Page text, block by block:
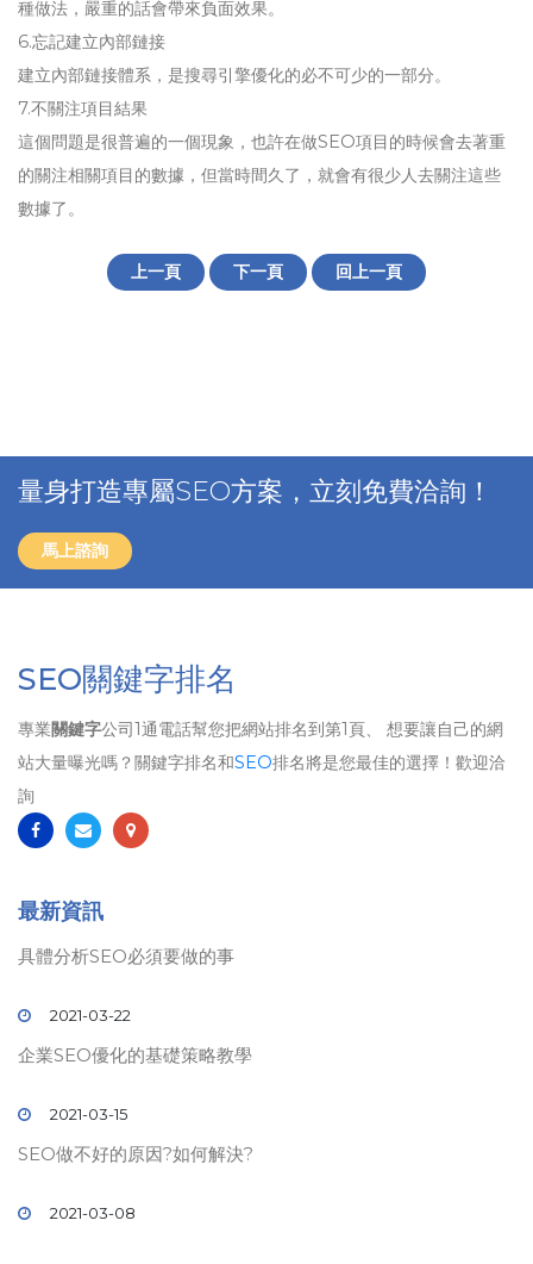
種做法，嚴重的話會帶來負面效果。
6.忘記建立內部鏈接
建立內部鏈接體系，是搜尋引擎優化的必不可少的一部分。
7.不關注項目結果
這個問題是很普遍的一個現象，也許在做SEO項目的時候會去著重
的關注相關項目的數據，但當時間久了，就會有很少人去關注這些
數據了。
上一頁 下一頁 回上一頁
量身打造專屬SEO方案，立刻免費洽詢！
馬上諮詢
SEO關鍵字排名
專業關鍵字公司1通電話幫您把網站排名到第1頁、 想要讓自己的網
站大量曝光嗎？關鍵字排名和SEO排名將是您最佳的選擇！歡迎洽
詢
最新資訊
具體分析SEO必須要做的事
2021-03-22
企業SEO優化的基礎策略教學
2021-03-15
SEO做不好的原因?如何解決?
2021-03-08